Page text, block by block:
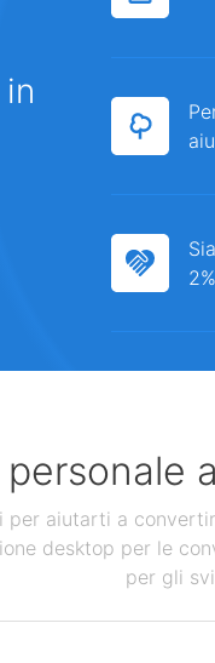
per aiutarti a
desktop per le
per gli